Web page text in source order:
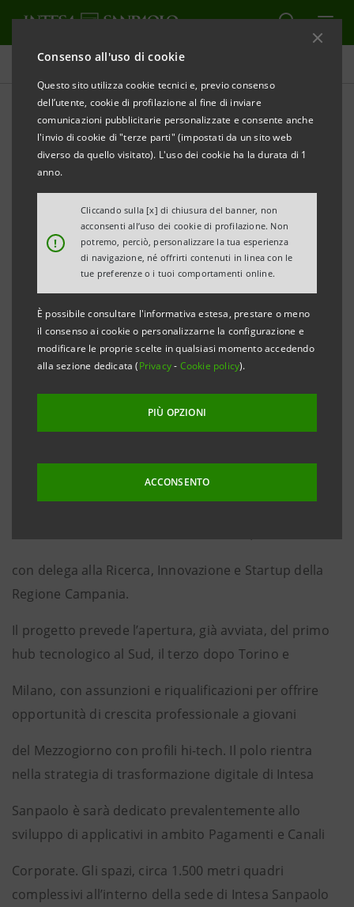
Consenso all'uso di cookie
Questo sito utilizza cookie tecnici e, previo consenso
dell’utente, cookie di profilazione al fine di inviare
comunicazioni pubblicitarie personalizzate e consente anche
l'invio di cookie di "terze parti" (impostati da un sito web
diverso da quello visitato). L'uso dei cookie ha la durata di 1
anno.
!
Cliccando sulla [x] di chiusura del banner, non
acconsenti all’uso dei cookie di profilazione. Non
potremo, perciò, personalizzare la tua esperienza
di navigazione, né offrirti contenuti in linea con le
tue preferenze o i tuoi comportamenti online.
È possibile consultare l'informativa estesa, prestare o meno
il consenso ai cookie o personalizzarne la configurazione e
modificare le proprie scelte in qualsiasi momento accedendo
alla sezione dedicata (Privacy- Cookie policy).
PIÙ OPZIONI
ACCONSENTO
Comunicati stampa
STAMPA AGGIORNA
INTESA SANPAOLO E TALENT GARDEN APRONO A
NAPOLI NUOVO POLO DI INNOVAZIONE
TECNOLOGICA
Napoli, 5 ottobre 2023 - Intesa Sanpaolo e Talent
Garden aprono a Napoli un polo di innovazione,
con l’obiettivo di realizzare al Sud una struttura
dedicata alla tecnologia di avanguardia, valorizzare
le competenze locali e favorire l'ecosistema
imprenditoriale del Mezzogiorno. Un ambiente
innovativo che fonde il dinamismo e l’energia
napoletane con la forte spinta della Banca verso il
con delega alla Ricerca, Innovazione e Startup della
Regione Campania.
Il progetto prevede l’apertura, già avviata, del primo
hub tecnologico al Sud, il terzo dopo Torino e
Milano, con assunzioni e riqualificazioni per offrire
opportunità di crescita professionale a giovani
del Mezzogiorno con profili hi-tech. Il polo rientra
nella strategia di trasformazione digitale di Intesa
Sanpaolo è sarà dedicato prevalentemente allo
sviluppo di applicativi in ambito Pagamenti e Canali
Corporate. Gli spazi, circa 1.500 metri quadri
complessivi all’interno della sede di Intesa Sanpaolo